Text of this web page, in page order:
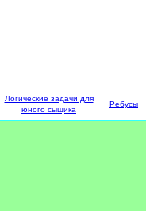
Логические задачи для
юного сыщика
Ребусы